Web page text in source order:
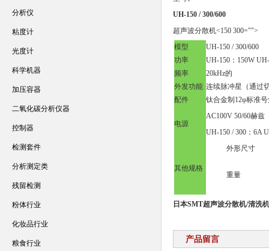
UH-150 / 300/600
超声波分散机<150 300="">
模型
UH-150 / 300/600
功率
UH-150：150W
频率
20kHz的
外发功能 连续脉冲星（通过
配件
钛合金制12φ标准
电源
AC100V 50/60赫兹
UH-150 / 300：6A
其他规格
外形尺寸
重量
日本SMT超声波分散机/清洗机
产品留言
分析仪
粘度计
光度计
科学机器
加压容器
二氧化碳分析仪器
控制器
检测套件
分析测定类
残留检测
粉体行业
化妆品行业
粮食行业